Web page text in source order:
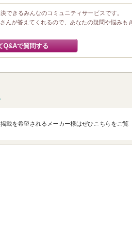
できるみんなのコミュニティサービスです。
んが答えてくれるので、あなたの疑問や悩みも
Q&Aで質問する
載を希望されるメーカー様はぜひこちらをご覧